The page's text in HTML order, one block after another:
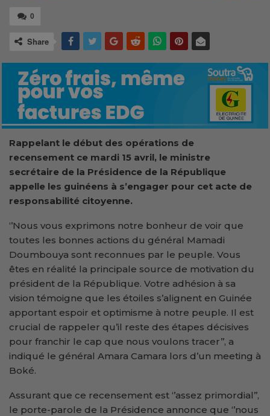
0
Share
Rappelant le début des opérations de
recensement ce mardi 15 avril, le ministre
secrétaire de la Présidence de la République
appelle les guinéens à s’engager pour cet acte de
responsabilité citoyenne.
‘’Nous vous exprimons notre bonheur de voir que
toutes les bonnes actions du général Mamadi
Doumbouya sont reconnues par le peuple. Vous
êtes en réalité la principale source de motivation du
président de la République. Votre adhésion à sa
vision témoigne que les étoiles s’alignent en Guinée
apportant espoir et optimisme à notre peuple. Il est
crucial de rappeler qu’il reste des étapes décisives
pour franchir le cap que nous voulons tracer’’, a
indiqué le général Amara Camara lors d’un meeting à
Boké.
Assurant que ce recensement est ‘’assez primordial’’,
le porte-parole de la Présidence annonce que ‘’nous